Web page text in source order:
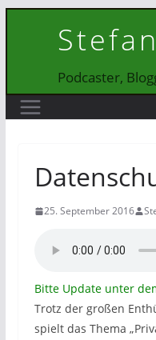
Podcaster,
25. September 2016
Bitte Update unter
Trotz der großen
spielt das Thema